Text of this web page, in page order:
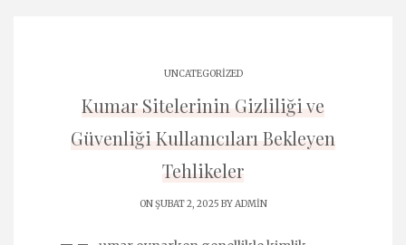
UNCATEGORIZED
Kumar Sitelerinin Gizliliği ve
Güvenliği Kullanıcıları Bekleyen
Tehlikeler
ON ŞUBAT 2, 2025 BYADMIN